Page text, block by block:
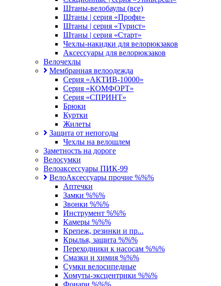
Штаны-велобаулы (все)
Штаны | серия «Профи»
Штаны | серия «Турист»
Штаны | серия «Старт»
Чехлы-накидки для велорюкзаков
Аксессуары для велорюкзаков
Велочехлы
Мембранная велоодежда
Серия «АКТИВ-10000»
Серия «КОМФОРТ»
Серия «СПРИНТ»
Брюки
Куртки
Жилеты
Защита от непогоды
Чехлы на велошлем
Заметность на дороге
Велосумки
Велоаксессуары ПИК-99
ВелоАксессуары прочие %%%
Аптечки
Замки %%%
Звонки %%%
Инструмент %%%
Камеры %%%
Крепеж, резинки и пр...
Крылья, защита %%%
Переходники к насосам %%%
Смазки и химия %%%
Сумки велосипедные
Хомуты-эксцентрики %%%
Фонари %%%